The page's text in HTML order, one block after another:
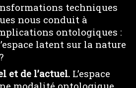
techniques
nous conduit à
ontologiques :
latent sur la nature
et de l’actuel. L’espace